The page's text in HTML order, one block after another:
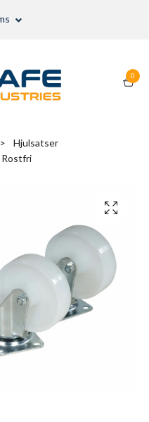
0
Hjulsatser
Rostfri